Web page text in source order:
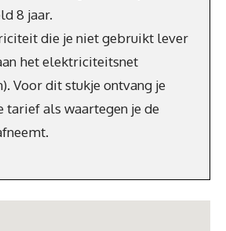
8 jaar.
die je niet gebruikt lever
het elektriciteitsnet
Voor dit stukje ontvang je
tarief als waartegen je de